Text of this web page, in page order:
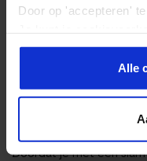
Door op 'accepteren'
er meer over in ons
Alle
SLAM
SPIEREN?
Doordat je met een